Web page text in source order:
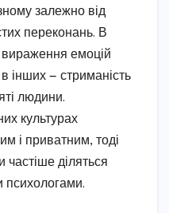
залежно від
переконань. В
вираження емоцій
інших — стриманість
людини.
культурах
і приватним, тоді
частіше діляться
психологами.